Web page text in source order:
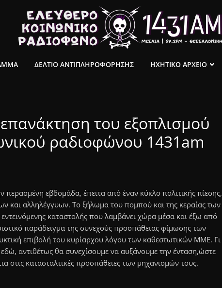
ΔΕΛΤΙΟ ΑΝΤΙΠΛΗΡΟΦΟΡΗΣΗΣ ΗΧΗΤΙΚΟ ΑΡΧΕΙΟ
του εξοπλισμού
ραδιοφώνου 1431am
εβδομάδα, έπειτα από έναν κύκλο πολιτικής πίεσης,
και αλληλέγγυων. Το ξήλωμα του πομπού και της κεραίας των
καταστολής που λαμβάνει χώρα μέσα και έξω από
παράδειγμα της συνεχούς προσπάθειας φίμωσης των
επιβολή του κυρίαρχου λόγου των καθεστωτικών ΜΜΕ. Γι
αντιθέτως θα συνεχίσουμε να αυξάνουμε την ένταση,ώστε
στις κατασταλτικές προσπάθειες των μηχανισμών τους.